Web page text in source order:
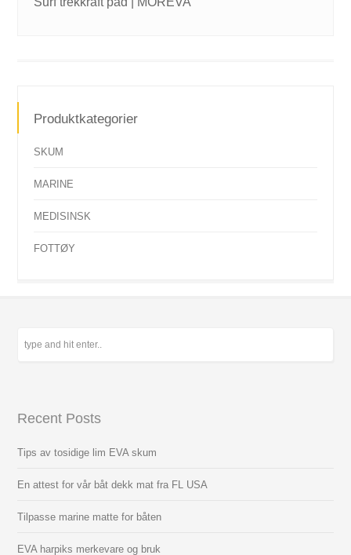
Produktkategorier
SKUM
MARINE
MEDISINSK
FOTTØY
Recent Posts
Tips av tosidige lim EVA skum
En attest for vår båt dekk mat fra FL USA
Tilpasse marine matte for båten
EVA harpiks merkevare og bruk